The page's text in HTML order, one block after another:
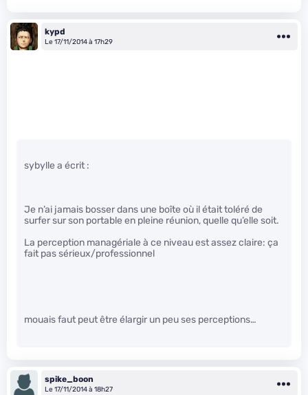
kypd
Le 17/11/2014 à 17h29
sybylle a écrit :
Je n’ai jamais bosser dans une boîte où il était toléré de
surfer sur son portable en pleine réunion, quelle qu’elle soit.
La perception managériale à ce niveau est assez claire: ça
fait pas sérieux/professionnel
mouais faut peut être élargir un peu ses perceptions…
spike_boon
Le 17/11/2014 à 18h27